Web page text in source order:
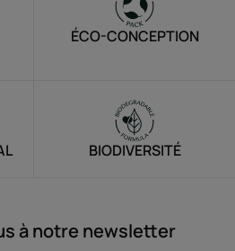
ÉCO-CONCEPTION
BIODIVERSITÉ
à notre newsletter